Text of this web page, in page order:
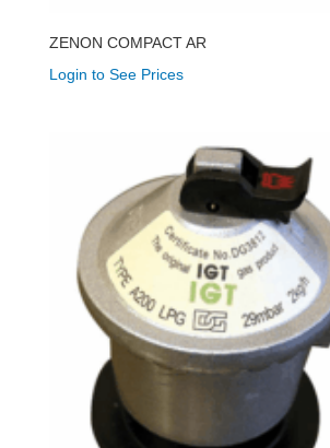
ZENON COMPACT AR
Login to See Prices